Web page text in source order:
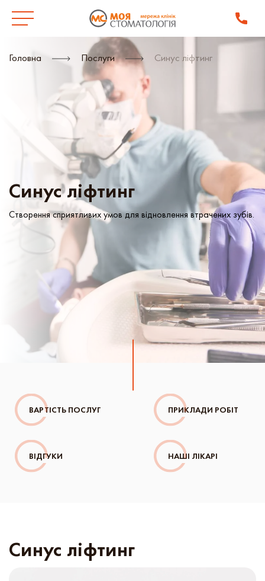
Головна Послуги Синус ліфтинг
Синус ліфтинг
Створення сприятливих умов для відновлення втрачених зубів.
ВАРТІСТЬ ПОСЛУГ ПРИКЛАДИ РОБІТ
ВІДГУКИ НАШІ ЛІКАРІ
Синус ліфтинг